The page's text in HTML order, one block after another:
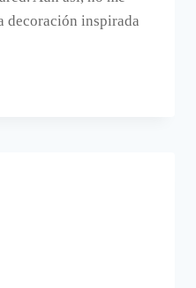
decoración inspirada